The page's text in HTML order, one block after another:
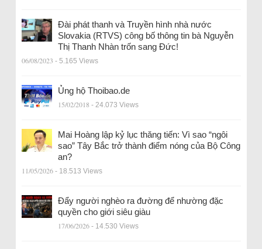
Đài phát thanh và Truyền hình nhà nước
Slovakia (RTVS) công bố thông tin bà Nguyễn
Thị Thanh Nhàn trốn sang Đức!
06/08/2023 - 5.165 Views
Ủng hộ Thoibao.de
15/02/2018 - 24.073 Views
Mai Hoàng lập kỷ lục thăng tiến: Vì sao “ngôi
sao” Tây Bắc trở thành điểm nóng của Bộ Công
an?
11/05/2026 - 18.513 Views
Đẩy người nghèo ra đường để nhường đặc
quyền cho giới siêu giàu
17/06/2026 - 14.530 Views